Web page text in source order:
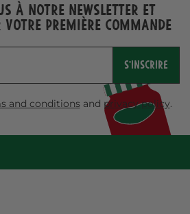
à notre Newsletter et
votre première commande
S'INSCRIRE
and conditionsand privacy policy.